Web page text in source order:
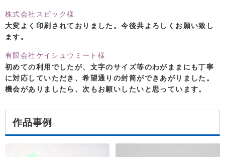
株式会社スピック様
大変よく印刷されておりました。今後共よろしくお願い致し
ます。
有限会社ケイシュウミート様
初めての利用でしたが、文字のサイズ等のわがままにも丁寧
に対応していただき、希望通りの封筒ができあがりました。
機会がありましたら、次もお願いしたいと思っています。
作品事例